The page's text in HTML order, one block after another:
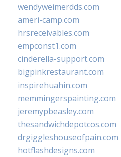
wendyweimerdds.com
ameri-camp.com
hrsreceivables.com
empconst1.com
cinderella-support.com
bigpinkrestaurant.com
inspirehuahin.com
memmingerspainting.com
jeremypbeasley.com
thesandwichdepotcos.com
drgiggleshouseofpain.com
hotflashdesigns.com